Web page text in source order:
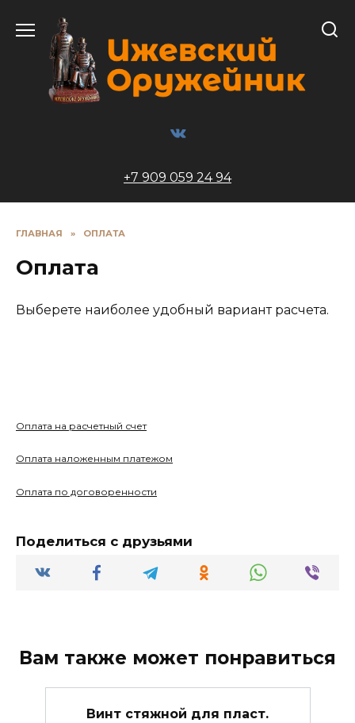
содержанию
+7 909 059 24 94
ГЛАВНАЯ » ОПЛАТА
Оплата
Выберете наиболее удобный вариант расчета.
Оплата на расчетный счет
Оплата наложенным платежом
Оплата по договоренности
Поделиться с друзьями
Вам также может понравиться
Винт стяжной для пласт.